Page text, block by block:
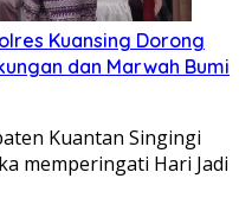
Kuansing Dorong
dan Marwah Bumi
Kuantan Singingi
memperingati Hari Jadi